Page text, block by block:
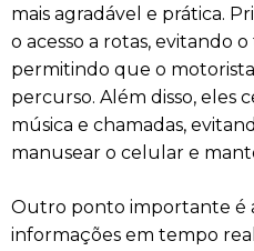
mais agradável e prática.
o acesso a rotas, evitando
permitindo que o
percurso. Além disso, eles
música e chamadas,
manusear o celular e
Outro ponto importante é
informações em tempo